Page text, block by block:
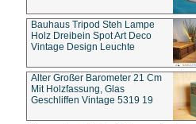
Bauhaus Tripod Steh Lampe
Holz Dreibein Spot Art Deco
Vintage Design Leuchte
Alter Großer Barometer 21 Cm
Mit Holzfassung, Glas
Geschliffen Vintage 5319 19